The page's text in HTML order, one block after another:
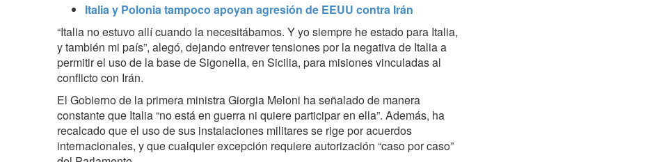
Italia y Polonia tampoco apoyan agresión de EEUU contra Irán
“Italia no estuvo allí cuando la necesitábamos. Y yo siempre he estado para Italia,
y también mi país”, alegó, dejando entrever tensiones por la negativa de Italia a
permitir el uso de la base de Sigonella, en Sicilia, para misiones vinculadas al
conflicto con Irán.
El Gobierno de la primera ministra Giorgia Meloni ha señalado de manera
constante que Italia “no está en guerra ni quiere participar en ella”. Además, ha
recalcado que el uso de sus instalaciones militares se rige por acuerdos
internacionales, y que cualquier excepción requiere autorización “caso por caso”